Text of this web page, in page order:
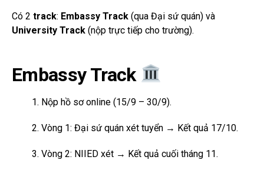
Có 2 track: Embassy Track (qua Đại sứ quán) và
University Track (nộp trực tiếp cho trường).
Embassy Track
Nộp hồ sơ online (15/9 – 30/9).
Vòng 1: Đại sứ quán xét tuyển → Kết quả 17/10.
Vòng 2: NIIED xét → Kết quả cuối tháng 11.